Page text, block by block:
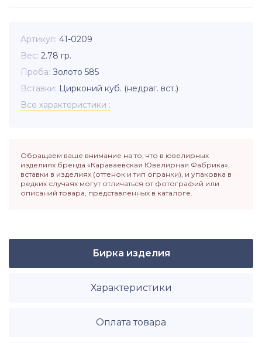
Артикул 41-0209
Вес 2.78 гр.
Проба Золото 585
Вставки Цирконий куб. (недраг. вст.)
Все характеристики
Обращаем ваше внимание на то, что в ювелирных
изделиях бренда «Караваевская Ювелирная Фабрика»,
вставки в изделиях (оттенок и тип огранки), и упаковка в
редких случаях могут отличаться от фотографий или
описаний товара, представленных в каталоге.
Бирка изделия
Характеристики
Оплата товара